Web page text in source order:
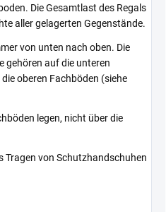
Die Gesamtlast des Regals
aller gelagerten Gegenstände.
von unten nach oben. Die
gehören auf die unteren
oberen Fachböden (siehe
legen, nicht über die
Tragen von Schutzhandschuhen